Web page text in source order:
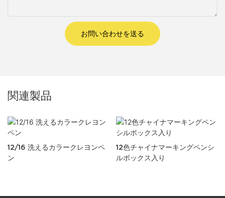
お問い合わせを送る
関連製品
12/16 洗えるカラークレヨンペ
ン
12色チャイナマーキングペンシ
ルボックス入り